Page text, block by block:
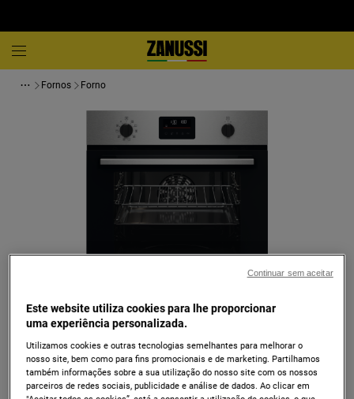
Fornos Forno
Toque para ampliar
ZOPXE6XN
Forno multifunções Inox anti dedadas de
Este website utiliza cookies para lhe proporcionar
uma experiência personalizada.
Utilizamos cookies e outras tecnologias semelhantes para melhorar o
nosso site, bem como para fins promocionais e de marketing. Partilhamos
também informações sobre a sua utilização do nosso site com os nossos
parceiros de redes sociais, publicidade e análise de dados. Ao clicar em
Continuar sem aceitar